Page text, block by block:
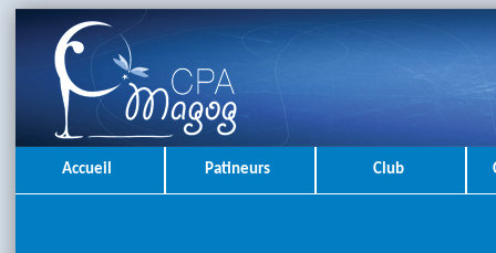
Accueil Patineurs Club